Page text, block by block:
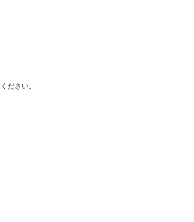
ださい。